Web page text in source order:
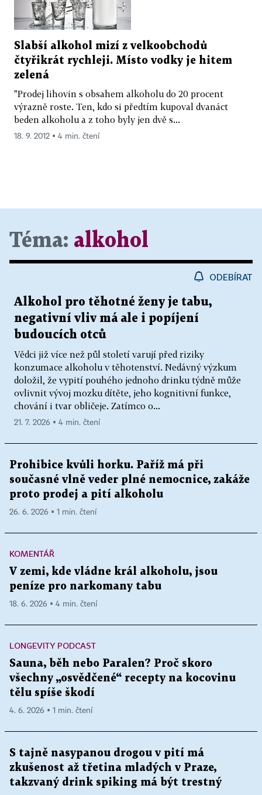
Slabší alkohol mizí z velkoobchodů
čtyřikrát rychleji. Místo vodky je hitem
zelená
"Prodej lihovin s obsahem alkoholu do 20 procent
výrazně roste. Ten, kdo si předtím kupoval dvanáct
beden alkoholu a z toho byly jen dvě s...
18. 9. 2012 ▪ 4 min. čtení
Téma: alkohol
ODEBÍRAT
Alkohol pro těhotné ženy je tabu,
negativní vliv má ale i popíjení
budoucích otců
Vědci již více než půl století varují před riziky
konzumace alkoholu v těhotenství. Nedávný výzkum
doložil, že vypití pouhého jednoho drinku týdně může
ovlivnit vývoj mozku dítěte, jeho kognitivní funkce,
chování i tvar obličeje. Zatímco o...
21. 7. 2026 ▪ 4 min. čtení
Prohibice kvůli horku. Paříž má při
současné vlně veder plné nemocnice, zakáže
proto prodej a pití alkoholu
26. 6. 2026 ▪ 1 min. čtení
KOMENTÁŘ
V zemi, kde vládne král alkoholu, jsou
peníze pro narkomany tabu
18. 6. 2026 ▪ 4 min. čtení
LONGEVITY PODCAST
Sauna, běh nebo Paralen? Proč skoro
všechny „osvědčené“ recepty na kocovinu
tělu spíše škodí
4. 6. 2026 ▪ 1 min. čtení
S tajně nasypanou drogou v pití má
zkušenost až třetina mladých v Praze,
takzvaný drink spiking má být trestný